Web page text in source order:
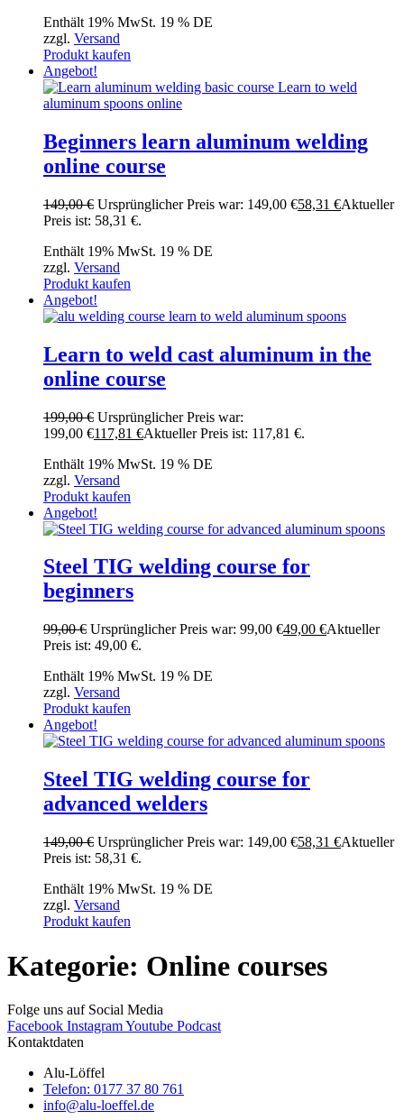
Enthält 19% MwSt. 19 % DE
zzgl. Versand
Produkt kaufen
Angebot!
Beginners learn aluminum welding
online course
149,00€ Ursprünglicher Preis war: 149,00 €58,31 €Aktueller
Preis ist: 58,31 €.
Enthält 19% MwSt. 19 % DE
zzgl. Versand
Produkt kaufen
Angebot!
Learn to weld cast aluminum in the
online course
199,00€ Ursprünglicher Preis war:
199,00 €117,81 €Aktueller Preis ist: 117,81 €.
Enthält 19% MwSt. 19 % DE
zzgl. Versand
Produkt kaufen
Angebot!
Steel TIG welding course for
beginners
99,00€ Ursprünglicher Preis war: 99,00 €49,00 €Aktueller
Preis ist: 49,00 €.
Enthält 19% MwSt. 19 % DE
zzgl. Versand
Produkt kaufen
Angebot!
Steel TIG welding course for
advanced welders
149,00€ Ursprünglicher Preis war: 149,00 €58,31 €Aktueller
Preis ist: 58,31 €.
Enthält 19% MwSt. 19 % DE
zzgl. Versand
Produkt kaufen
Kategorie: Online courses
Folge uns auf Social Media
Facebook InstagramYoutube Podcast
Kontaktdaten
Alu-Löffel
Telefon: 0177 37 80 761
info@alu-loeffel.de